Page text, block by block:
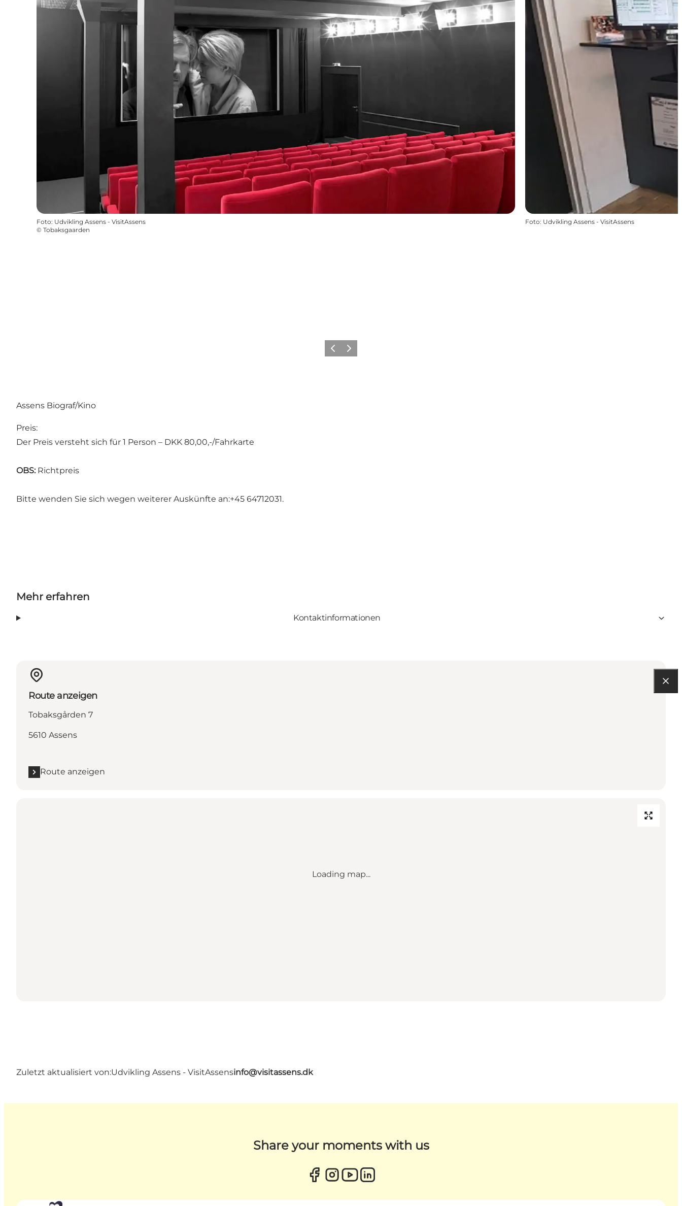
Foto: Udvikling Assens - VisitAssens
© Tobaksgaarden
Foto: Udvikling Assens - VisitAssens
ZurückWeiter
Assens Biograf/Kino
Preis:
Der Preis versteht sich für 1 Person – DKK 80,00,-/Fahrkarte
OBS: Richtpreis
Bitte wenden Sie sich wegen weiterer Auskünfte an:+45 64712031.
Mehr erfahren
Kontaktinformationen
Route anzeigen
Tobaksgården 7
5610 Assens
Route anzeigen
Loading map...
Zuletzt aktualisiert von:Udvikling Assens - VisitAssensinfo@visitassens.dk
Share your moments with us